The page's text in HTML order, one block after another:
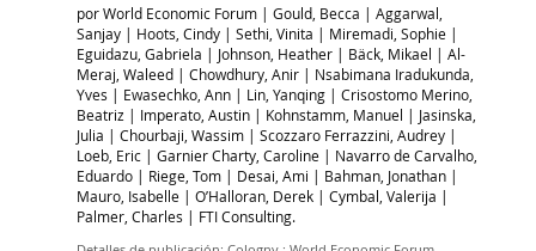
porWorld Economic Forum |Gould, Becca |Aggarwal,
Sanjay | Hoots, Cindy |Sethi, Vinita | Miremadi, Sophie |
Eguidazu, Gabriela | Johnson, Heather | Bäck, Mikael |Al-
Meraj, Waleed |Chowdhury, Anir | Nsabimana Iradukunda,
Yves | Ewasechko, Ann | Lin, Yanqing |Crisostomo Merino,
Beatriz | Imperato, Austin | Kohnstamm, Manuel | Jasinska,
Julia |Chourbaji, Wassim |Scozzaro Ferrazzini, Audrey |
Loeb, Eric |Garnier Charty, Caroline | Navarro de Carvalho,
Eduardo | Riege, Tom | Desai, Ami | Bahman, Jonathan |
Mauro, Isabelle |O’Halloran, Derek |Cymbal, Valerija |
Palmer, Charles | FTI Consulting.